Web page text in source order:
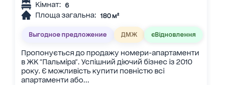
Кімнат: 6
Площа загальна: 180 м²
Выгодное предложение ДМЖ єВідновлення
Пропонується до продажу номери-апартаменти
в ЖК "Пальміра". Успішний діючий бізнес із 2010
року. Є можливість купити повністю всі
апартаменти або...